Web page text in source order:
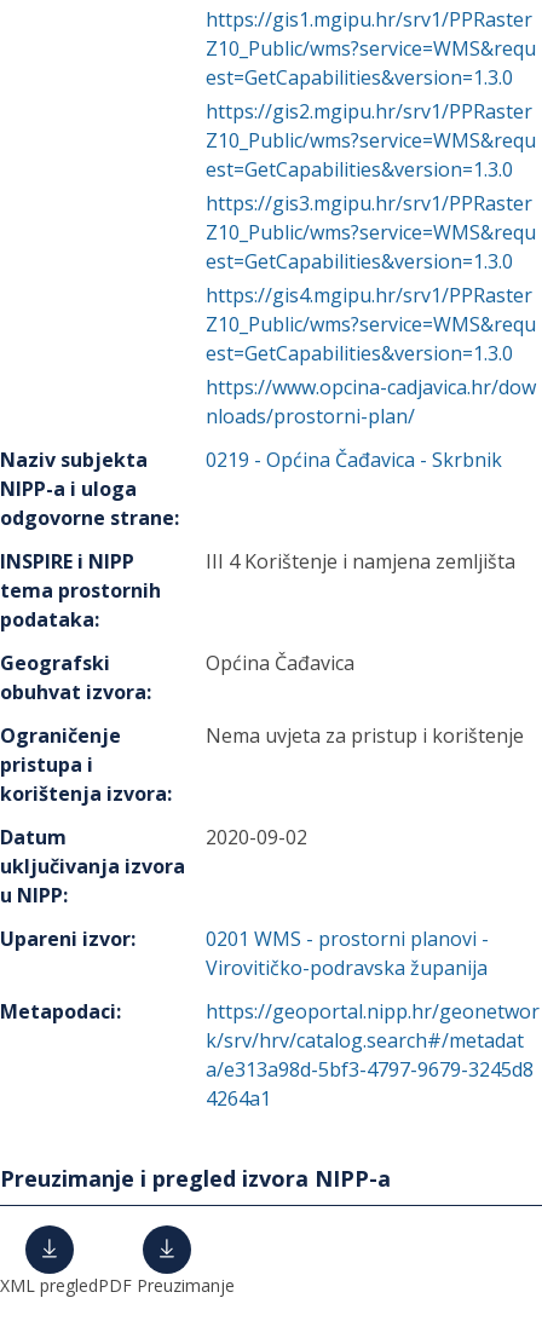
https://gis1.mgipu.hr/srv1/PPRaster
Z10_Public/wms?service=WMS&requ
est=GetCapabilities&version=1.3.0
https://gis2.mgipu.hr/srv1/PPRaster
Z10_Public/wms?service=WMS&requ
est=GetCapabilities&version=1.3.0
https://gis3.mgipu.hr/srv1/PPRaster
Z10_Public/wms?service=WMS&requ
est=GetCapabilities&version=1.3.0
https://gis4.mgipu.hr/srv1/PPRaster
Z10_Public/wms?service=WMS&requ
est=GetCapabilities&version=1.3.0
https://www.opcina-cadjavica.hr/dow
nloads/prostorni-plan/
Naziv subjekta
NIPP-a i uloga
odgovorne strane:
0219 -Općina Čađavica - Skrbnik
INSPIRE i NIPP
tema prostornih
podataka:
III 4 Korištenje i namjena zemljišta
Geografski
obuhvat izvora:
Općina Čađavica
Ograničenje
pristupa i
korištenja izvora:
Nema uvjeta za pristup i korištenje
Datum
uključivanja izvora
u NIPP:
2020-09-02
Upareni izvor: 0201 WMS - prostorni planovi -
Virovitičko-podravska županija
Metapodaci:
https://geoportal.nipp.hr/geonetwor
k/srv/hrv/catalog.search#/metadat
a/e313a98d-5bf3-4797-9679-3245d8
4264a1
Preuzimanje i pregled izvora NIPP-a
XML pregledPDF Preuzimanje